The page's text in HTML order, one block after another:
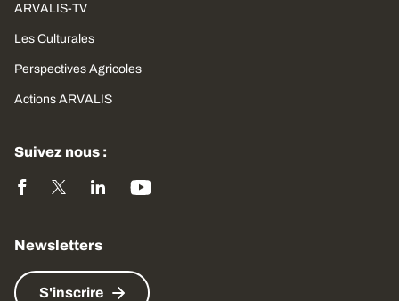
ARVALIS-TV
Les Culturales
Perspectives Agricoles
Actions ARVALIS
Suivez nous :
Newsletters
S'inscrire